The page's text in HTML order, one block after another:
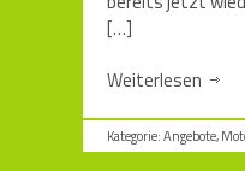
[…]
Weiterlesen
Kategorie:Angebote,